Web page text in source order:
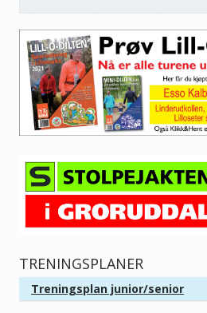
TRENINGSPLANER
Treningsplan junior/senior